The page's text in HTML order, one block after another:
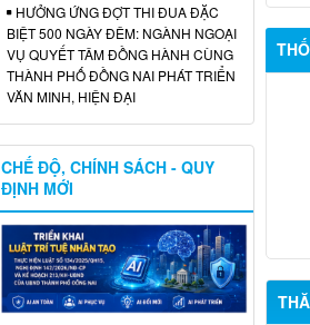
HƯỞNG ỨNG ĐỢT THI ĐUA ĐẶC
BIỆT 500 NGÀY ĐÊM: NGÀNH NGOẠI
VỤ QUYẾT TÂM ĐỒNG HÀNH CÙNG
THÀNH PHỐ ĐỒNG NAI PHÁT TRIỂN
VĂN MINH, HIỆN ĐẠI
CHẾ ĐỘ, CHÍNH SÁCH - QUY
ĐỊNH MỚI